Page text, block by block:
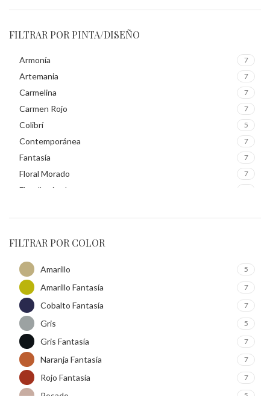
FILTRAR POR PINTA/DISEÑO
Armonía 7
Artemania 7
Carmelina 7
Carmen Rojo 7
Colibrí 5
Contemporánea 7
Fantasía 7
Floral Morado 7
Florelba Azul
Inspiración
Mayoral 7
Navidad 6
Nido Verde 7
Ninfa 4
Primavera 7
Terracota 6
Turquesa 7
FILTRAR POR COLOR
Amarillo 5
Amarillo Fantasía 7
Cobalto Fantasía 7
Gris 5
Gris Fantasía 7
Naranja Fantasía 7
Rojo Fantasía 7
Rosado 5